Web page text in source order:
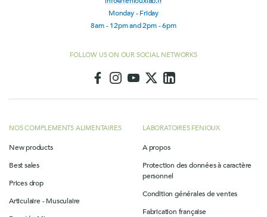
Monday - Friday
8am - 12pm and 2pm - 6pm
FOLLOW US ON OUR SOCIAL NETWORKS
NOS COMPLEMENTS ALIMENTAIRES
New products
Best sales
Prices drop
Articulaire - Musculaire
LABORATOIRES FENIOUX
A propos
Protection des données à caractère
personnel
Condition générales de ventes
Fabrication française